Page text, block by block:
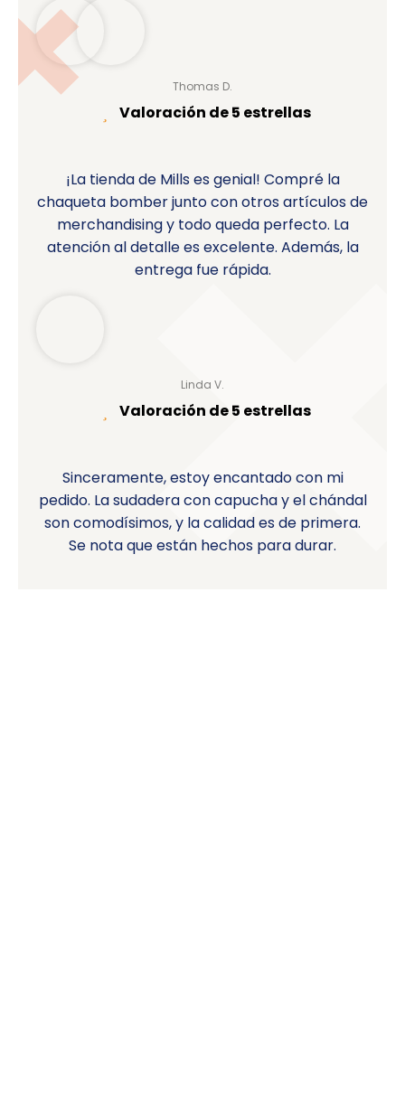
Thomas D.
Valoración de 5 estrellas
¡La tienda de Mills es genial! Compré la
chaqueta bomber junto con otros artículos de
merchandising y todo queda perfecto. La
atención al detalle es excelente. Además, la
entrega fue rápida.
Linda V.
Valoración de 5 estrellas
Sinceramente, estoy encantado con mi
pedido. La sudadera con capucha y el chándal
son comodísimos, y la calidad es de primera.
Se nota que están hechos para durar.